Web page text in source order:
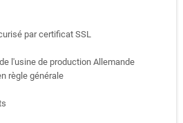
par certificat SSL
l'usine de production Allemande
règle générale